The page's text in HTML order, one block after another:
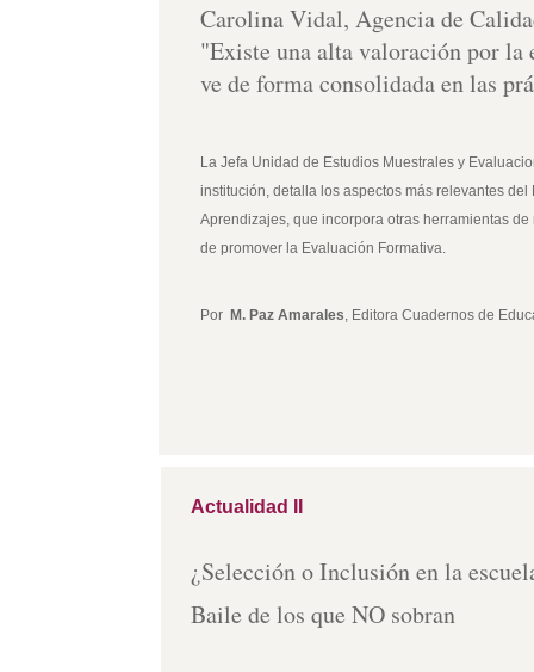
Carolina Vidal, Agencia de
"Existe una alta valoración por la
ve de forma consolidada en las
La Jefa Unidad de Estudios Muestrales y
institución, detalla los aspectos más relevantes
Aprendizajes, que incorpora otras herramientas
de promover la Evaluación Formativa.
Por M. Paz Amarales, Editora Cuadernos de
Actualidad II
¿Selección o Inclusión en la
Baile de los que NO sobran